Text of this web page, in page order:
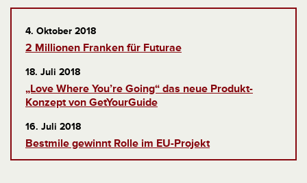
4. Oktober 2018
2 Millionen Franken für Futurae
18. Juli 2018
„Love Where You’re Going“ das neue Produkt-
Konzept von GetYourGuide
16. Juli 2018
Bestmile gewinnt Rolle im EU-Projekt